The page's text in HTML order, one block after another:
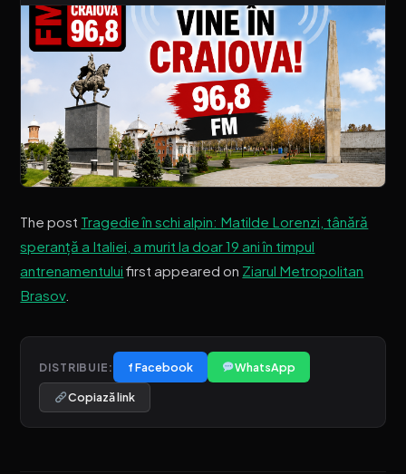
The post Tragedie în schi alpin: Matilde Lorenzi, tânără
speranță a Italiei, a murit la doar 19 ani în timpul
antrenamentului first appeared on Ziarul Metropolitan
Brasov.
DISTRIBUIE: f Facebook WhatsApp
Copiază link